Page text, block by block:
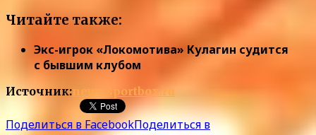
Читайте также:
Экс-игрок «Локомотива» Кулагин судится
с бывшим клубом
Источник: news.sportbox.ru
Поделиться в FacebookПоделиться в